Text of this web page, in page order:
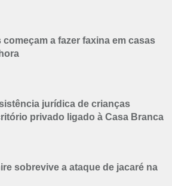
a fazer faxina em casas
jurídica de crianças
privado ligado à Casa Branca
sobrevive a ataque de jacaré na